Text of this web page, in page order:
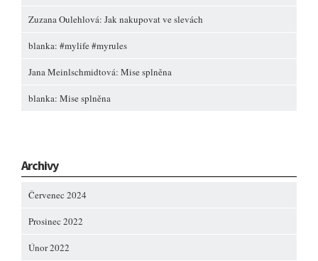
Zuzana Oulehlová: Jak nakupovat ve slevách
blanka: #mylife #myrules
Jana Meinlschmidtová: Mise splněna
blanka: Mise splněna
Archivy
Červenec 2024
Prosinec 2022
Únor 2022